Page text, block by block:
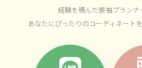
経験を積んだ振袖プランナ
あなたにぴったりのコーディネート